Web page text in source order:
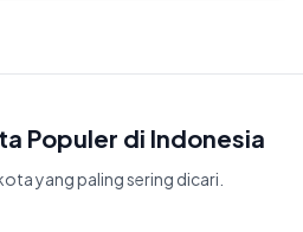
Populer di Indonesia
yang paling sering dicari.